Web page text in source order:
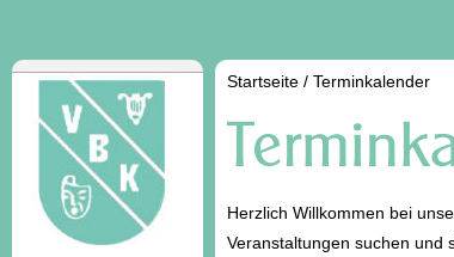
Startseite / Terminkalender
Herzlich Willkommen bei
Veranstaltungen suchen und